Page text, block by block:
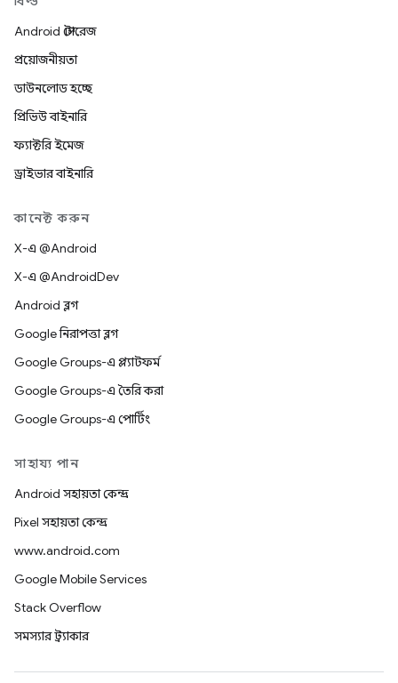
Android স্টোরেজ
প্রয়োজনীয়তা
ডাউনলোড হচ্ছে
প্রিভিউ বাইনারি
ফ্যাক্টরি ইমেজ
ড্রাইভার বাইনারি
কানেক্ট করুন
X-এ @Android
X-এ @AndroidDev
Android ব্লগ
Google নিরাপত্তা ব্লগ
Google Groups-এ প্ল্যাটফর্ম
Google Groups-এ তৈরি করা
Google Groups-এ পোর্টিং
সাহায্য পান
Android সহায়তা কেন্দ্র
Pixel সহায়তা কেন্দ্র
www.android.com
Google Mobile Services
Stack Overflow
সমস্যার ট্র্যাকার